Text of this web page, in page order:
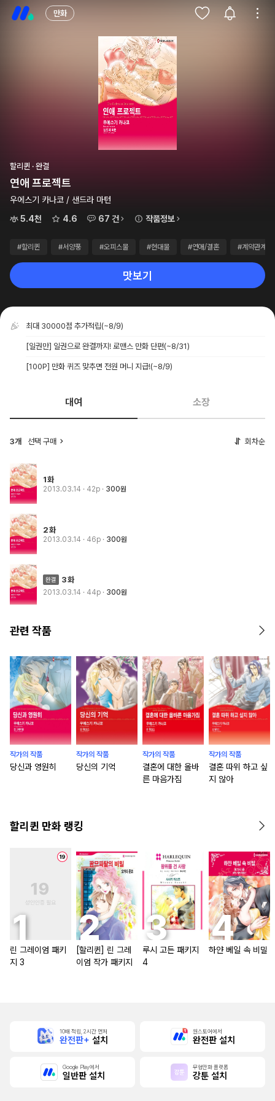
만화
할리퀸 · 완결
연애 프로젝트
우에스기 카나코 / 샌드라 마턴
5.4천
4.6 67 건 작품정보
#할리퀸 #서양풍 #오피스물 #현대물 #연애/결혼 #계약관계
맛보기
최대 30000점 추가적립(~8/9)
[일권만] 일권으로 완결까지! 로맨스 만화 단편(~8/31)
[100P] 만화 퀴즈 맞추면 전원 머니 지급!(~8/9)
대여 소장
3개 선택 구매 회차순
1화
2013.03.14 · 42p 300원
2화
2013.03.14 · 46p 300원
3화
2013.03.14 · 44p 300원
관련 작품
작가의 작품
당신과 영원히
작가의 작품
당신의 기억
작가의 작품
결혼에 대한 올바
른 마음가짐
작가의 작품
결혼 따위 하고 싶
지 않아
할리퀸 만화 랭킹
린 그레이엄 패키
지 3
[할리퀸] 린 그레
이엄 작가 패키지
루시 고든 패키지
4
하얀 베일 속 비밀
10배 적립, 2시간 먼저
완전판+ 설치
원스토어에서
완전판 설치
Google Play에서
일반판 설치
무협만화 플랫폼
강툰 설치